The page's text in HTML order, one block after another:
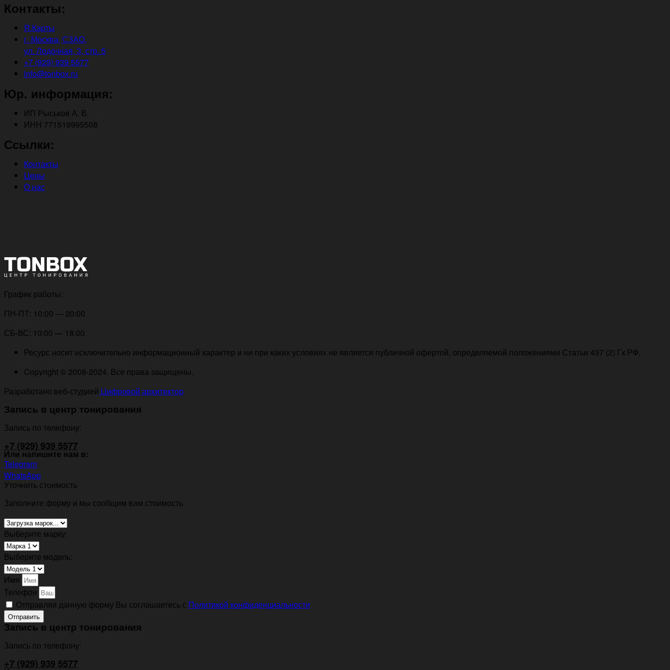
Контакты:
Я.Карты
г. Москва, СЗАО,
ул. Лодочная, 3, стр. 5
+7 (929) 939 5577
info@tonbox.ru
Юр. информация:
ИП Рыськов А. В.
ИНН 771519995508
Ссылки:
Контакты
Цены
О нас
График работы:
ПН-ПТ: 10:00 — 20:00
СБ-ВС: 10:00 — 18:00
Ресурс носит исключительно информационный характер и ни при каких условиях не является публичной офертой, определяемой положениями Статьи 437 (2) Гк РФ.
Copyright © 2008-2024. Все права защищены.
Разработано веб-студией Цифровой архитектор
Запись в центр тонирования
Запись по телефону:
+7 (929) 939 5577
Или напишите нам в:
Telegram
WhatsApp
Уточнить стоимость
Заполните форму и мы сообщим вам стоимость
Выберите марку:
Выберите модель:
Имя
Телефон
Отправляя данную форму Вы соглашаетесь с Политикой конфиденциальности
Отправить
Запись в центр тонирования
Запись по телефону:
+7 (929) 939 5577